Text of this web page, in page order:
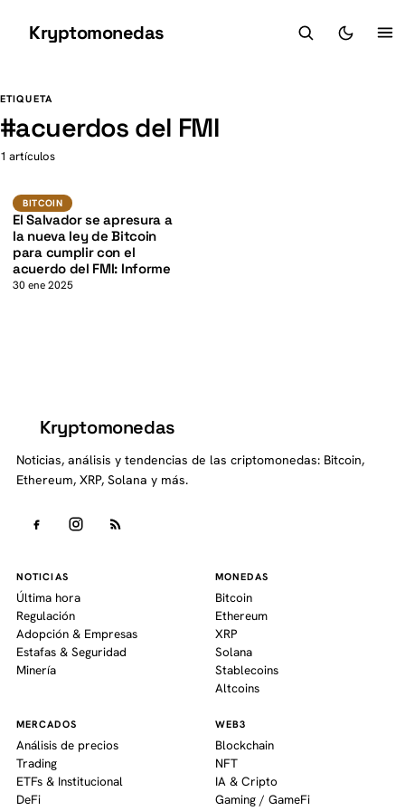
Kryptomonedas
ETIQUETA
#acuerdos del FMI
1 artículos
BITCOIN BTC
K
BITCOIN
El Salvador se apresura a
la nueva ley de Bitcoin
para cumplir con el
acuerdo del FMI: Informe
30 ene 2025
Kryptomonedas
Noticias, análisis y tendencias de las criptomonedas: Bitcoin,
Ethereum, XRP, Solana y más.
NOTICIAS
Última hora
Regulación
Adopción & Empresas
Estafas & Seguridad
Minería
MONEDAS
Bitcoin
Ethereum
XRP
Solana
Stablecoins
Altcoins
MERCADOS
Análisis de precios
Trading
ETFs & Institucional
DeFi
WEB3
Blockchain
NFT
IA & Cripto
Gaming / GameFi